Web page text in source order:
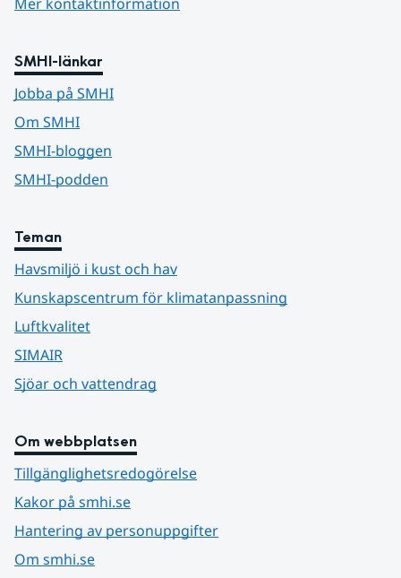
SMHI-länkar
Jobba på SMHI
Om SMHI
SMHI-bloggen
SMHI-podden
Teman
Havsmiljö i kust och hav
Kunskapscentrum för klimatanpassning
Luftkvalitet
SIMAIR
Sjöar och vattendrag
Om webbplatsen
Tillgänglighetsredogörelse
Kakor på smhi.se
Hantering av personuppgifter
Om smhi.se